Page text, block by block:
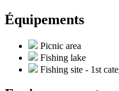
Équipements
Picnic area
Fishing lake
Fishing site - 1st